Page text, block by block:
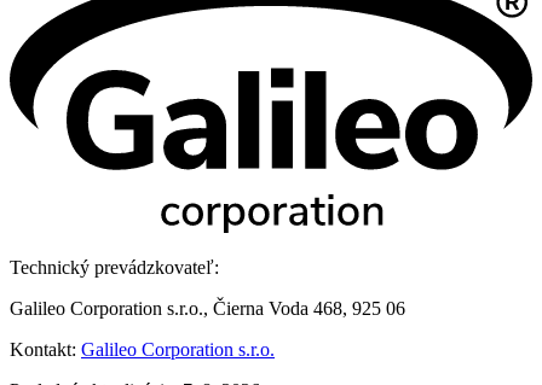
Technický prevádzkovateľ:
Galileo Corporation s.r.o., Čierna Voda 468, 925 06
Kontakt: Galileo Corporation s.r.o.